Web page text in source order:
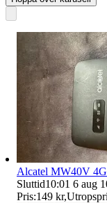
Alcatel MW40V
Sluttid10:01 6 aug
Pris:149 kr,